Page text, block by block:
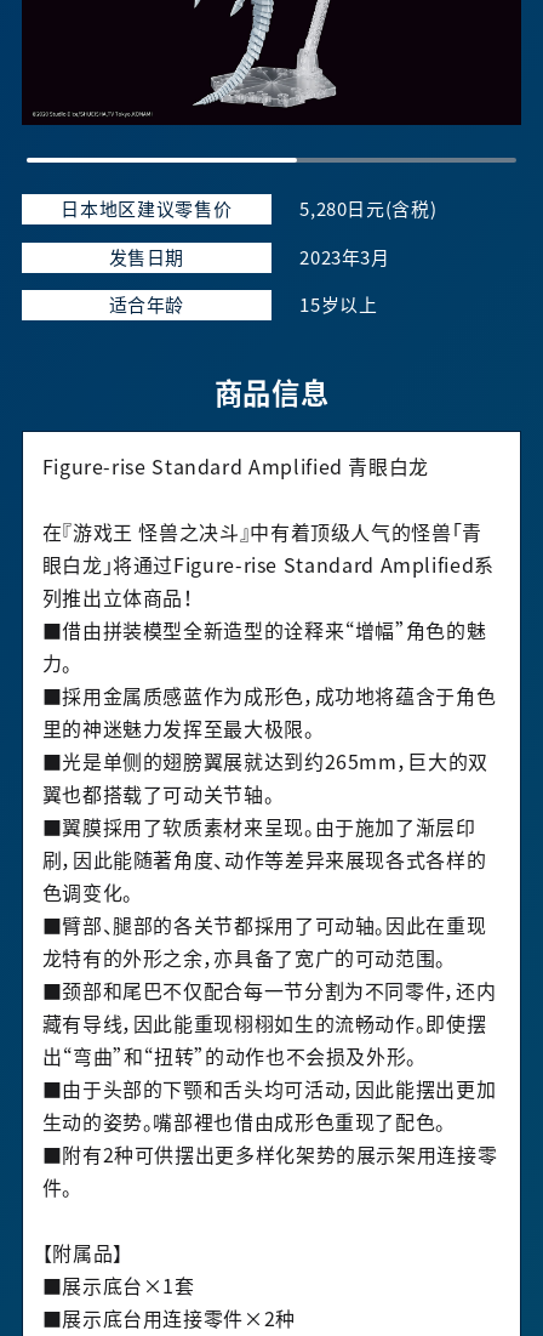
日本地区建议零售价 5,280日元(含税)
发售日期 2023年3月
适合年龄 15岁以上
商品信息
Figure-rise Standard Amplified 青眼白龙
在『游戏王 怪兽之决斗 』中有着顶级人气的怪兽「 青
眼白龙 」将通过 Figure-rise Standard Amplified 系
列推出立体商品！
■借由拼装模型全新造型的诠释来“增幅”角色的魅
力。
■採用金属质感蓝作为成形色，成功地将蕴含于角色
里的神迷魅力发挥至最大极限。
■光是单侧的翅膀翼展就达到约265mm，巨大的双
翼也都搭载了可动关节轴。
■翼膜採用了软质素材来呈现。由于施加了渐层印
刷，因此能随著角度、动作等差异来展现各式各样的
色调变化。
■臂部、腿部的各关节都採用了可动轴。因此在重现
龙特有的外形之余，亦具备了宽广的可动范围。
■颈部和尾巴不仅配合每一节分割为不同零件，还内
藏有导线，因此能重现栩栩如生的流畅动作。即使摆
出“弯曲”和“扭转”的动作也不会损及外形。
■由于头部的下颚和舌头均可活动，因此能摆出更加
生动的姿势。嘴部裡也借由成形色重现了配色。
■附有2种可供摆出更多样化架势的展示架用连接零
件。
【附属品】
■展示底台× 1套
■展示底台用连接零件× 2种